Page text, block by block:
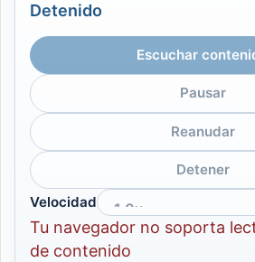
Detenido
Escuchar
Pausar
Reanudar
Detener
Velocidad
Tu navegador no soporta
de contenido